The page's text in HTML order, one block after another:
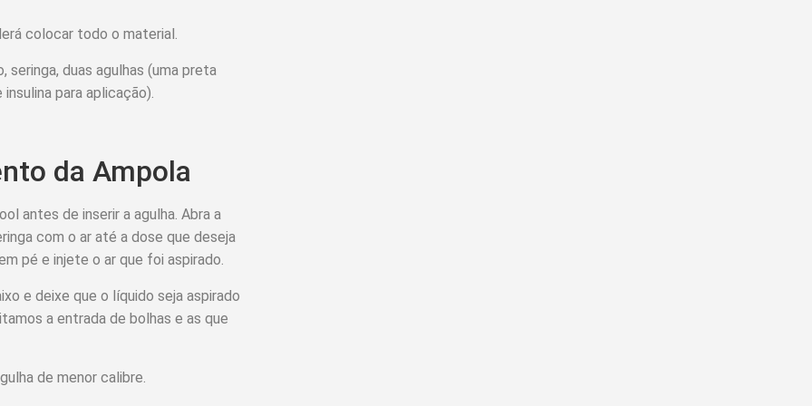
colocar todo o material.
duas agulhas (uma preta
para aplicação).
da Ampola
antes de inserir a agulha. Abra a
com o ar até a dose que deseja
pé e injete o ar que foi aspirado.
e deixe que o líquido seja aspirado
a entrada de bolhas e as que
de menor calibre.